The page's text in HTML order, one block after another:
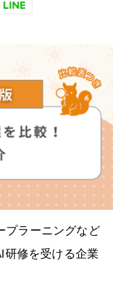
プラーニングなど
研修を受ける企業